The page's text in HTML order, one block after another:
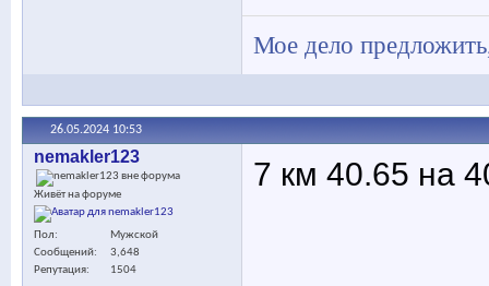
Мое дело
26.05.2024 10:53
nemakler123
Живёт на форуме
Пол
Мужской
Сообщений
3,648
Репутация
1504
7 км 40.65 на